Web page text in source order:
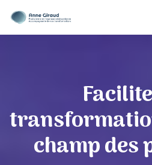
Aller
champ des